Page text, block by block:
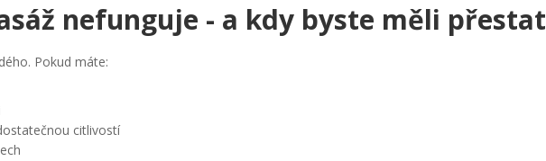
nefunguje - a kdy byste měli přestat
Pokud máte:
citlivostí